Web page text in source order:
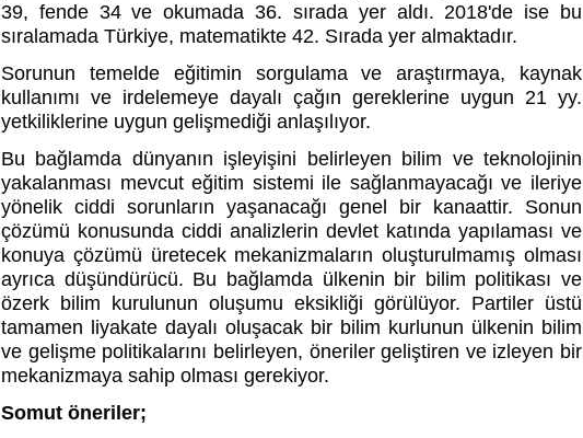
39, fende 34 ve okumada 36. sırada yer aldı. 2018'de ise bu
sıralamada Türkiye, matematikte 42. Sırada yer almaktadır.
Sorunun temelde eğitimin sorgulama ve araştırmaya, kaynak
kullanımı ve irdelemeye dayalı çağın gereklerine uygun 21 yy.
yetkiliklerine uygun gelişmediği anlaşılıyor.
Bu bağlamda dünyanın işleyişini belirleyen bilim ve teknolojinin
yakalanması mevcut eğitim sistemi ile sağlanmayacağı ve ileriye
yönelik ciddi sorunların yaşanacağı genel bir kanaattir. Sonun
çözümü konusunda ciddi analizlerin devlet katında yapılaması ve
konuya çözümü üretecek mekanizmaların oluşturulmamış olması
ayrıca düşündürücü. Bu bağlamda ülkenin bir bilim politikası ve
özerk bilim kurulunun oluşumu eksikliği görülüyor. Partiler üstü
tamamen liyakate dayalı oluşacak bir bilim kurlunun ülkenin bilim
ve gelişme politikalarını belirleyen, öneriler geliştiren ve izleyen bir
mekanizmaya sahip olması gerekiyor.
Somut öneriler;